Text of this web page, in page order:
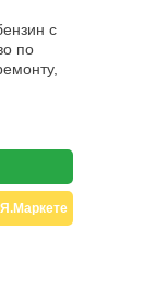
с
по